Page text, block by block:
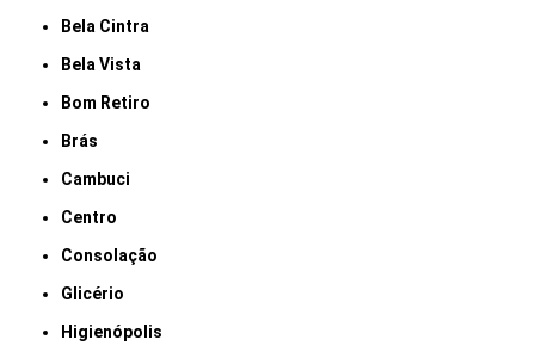
Bela Cintra
Bela Vista
Bom Retiro
Brás
Cambuci
Centro
Consolação
Glicério
Higienópolis